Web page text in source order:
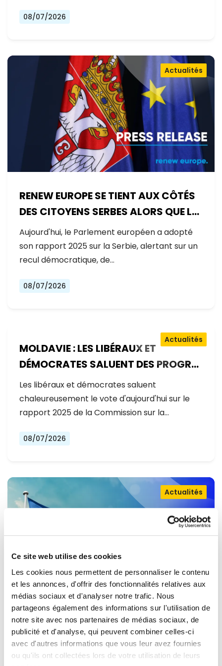
Ce site web utilise des cookies
Les cookies nous permettent de personnaliser le contenu
et les annonces, d'offrir des fonctionnalités relatives aux
médias sociaux et d'analyser notre trafic. Nous
partageons également des informations sur l'utilisation de
notre site avec nos partenaires de médias sociaux, de
publicité et d'analyse, qui peuvent combiner celles-ci
avec d'autres informations que vous leur avez fournies
ou qu'ils ont collectées lors de votre utilisation de leurs
08/07/2026
RENEW EUROPE SE TIENT AUX CÔTÉS
DES CITOYENS SERBES ALORS QUE LE
GOUVERNEMENT RECULE SUR LES
RÉFORMES
Actualités
Aujourd'hui, le Parlement européen a adopté
son rapport 2025 sur la Serbie, alertant sur un
recul démocratique, de…
08/07/2026
MOLDAVIE : LES LIBÉRAUX ET
DÉMOCRATES SALUENT DES PROGRÈS
EXCEPTIONNELS SUR LA VOIE DE
L'ADHÉSION À L'UE
Actualités
Les libéraux et démocrates saluent
chaleureusement le vote d'aujourd'hui sur le
rapport 2025 de la Commission sur la…
08/07/2026
OUVRIR LA PORTE À L'UKRAINE,
MAINTENIR LA PRESSION SUR LA
RUSSIE
Actualités
Renew Europe appelle l'Ukraine à accélérer la